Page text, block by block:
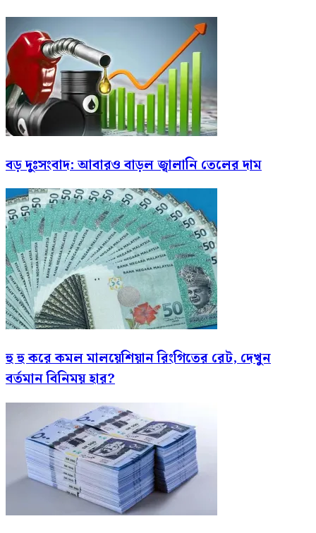
বড় দুঃসংবাদ: আবারও বাড়ল জ্বালানি তেলের দাম
হু হু করে কমল মালয়েশিয়ান রিংগিতের রেট, দেখুন
বর্তমান বিনিময় হার?